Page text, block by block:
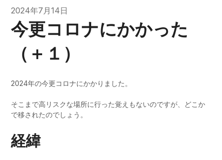
2024年7月14日
今更コロナにかかった
（＋１）
2024年の今更コロナにかかりました。
そこまで高リスクな場所に行った覚えもないのですが、どこか
で移されたのでしょう。
経緯